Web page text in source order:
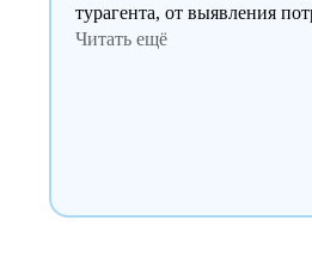
турагента, от выявления
возвращения туриста из
пройиденный материал.
Читать ещё